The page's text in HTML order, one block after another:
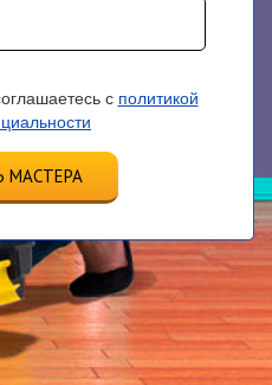
с политикой
МАСТЕРА